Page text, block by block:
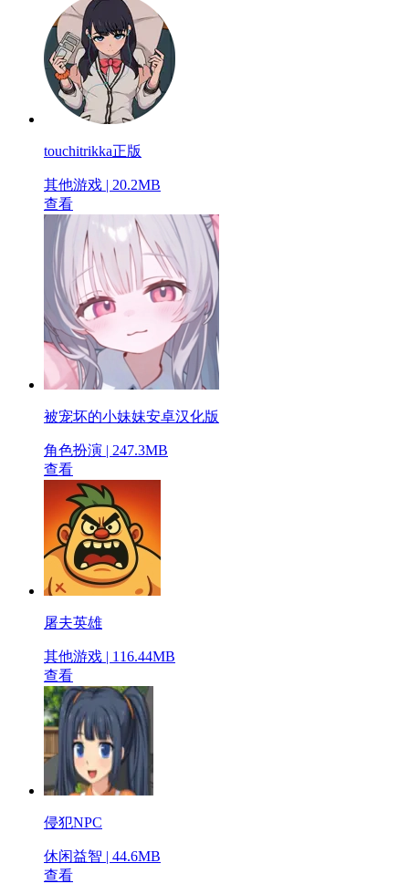
touchitrikka正版
其他游戏 | 20.2MB
查看
被宠坏的小妹妹安卓汉化版
角色扮演 | 247.3MB
查看
屠夫英雄
其他游戏 | 116.44MB
查看
侵犯NPC
休闲益智 | 44.6MB
查看